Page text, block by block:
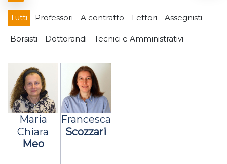
Tutti Professori A contratto Lettori Assegnisti
Borsisti Dottorandi Tecnici e Amministrativi
Maria
Chiara
Meo
Francesca
Scozzari